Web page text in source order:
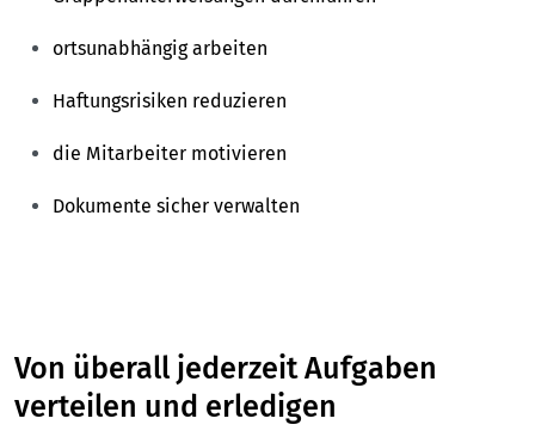
ortsunabhängig arbeiten
Haftungsrisiken reduzieren
die Mitarbeiter motivieren
Dokumente sicher verwalten
Von überall jederzeit Aufgaben
verteilen und erledigen